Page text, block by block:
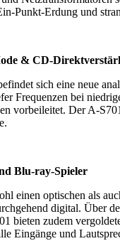
Punkt-Erdung und
& CD-
sich eine neue
Frequenzen bei
vorbeileitet. Der A-
Blu-ray-Spieler
einen optischen als
digital. Über
bieten zudem
Eingänge und